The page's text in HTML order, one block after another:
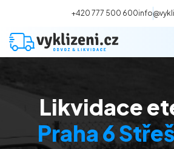
+420 777 500 600
Vyklízení
Stěhování
Likvidace
Praha 6